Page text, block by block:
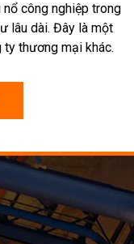
công nghiệp trong
lâu dài. Đây là một
ty thương mại khác.